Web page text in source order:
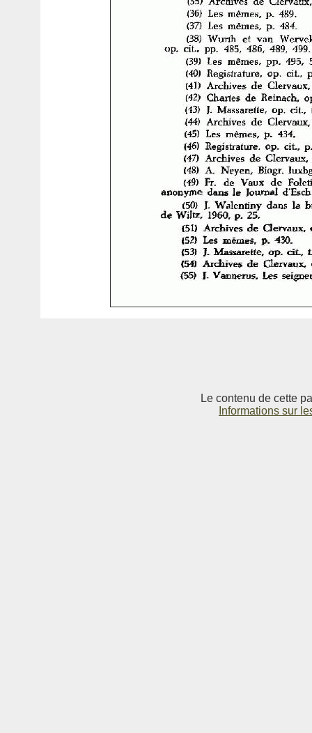
Le contenu de cette
Informations sur